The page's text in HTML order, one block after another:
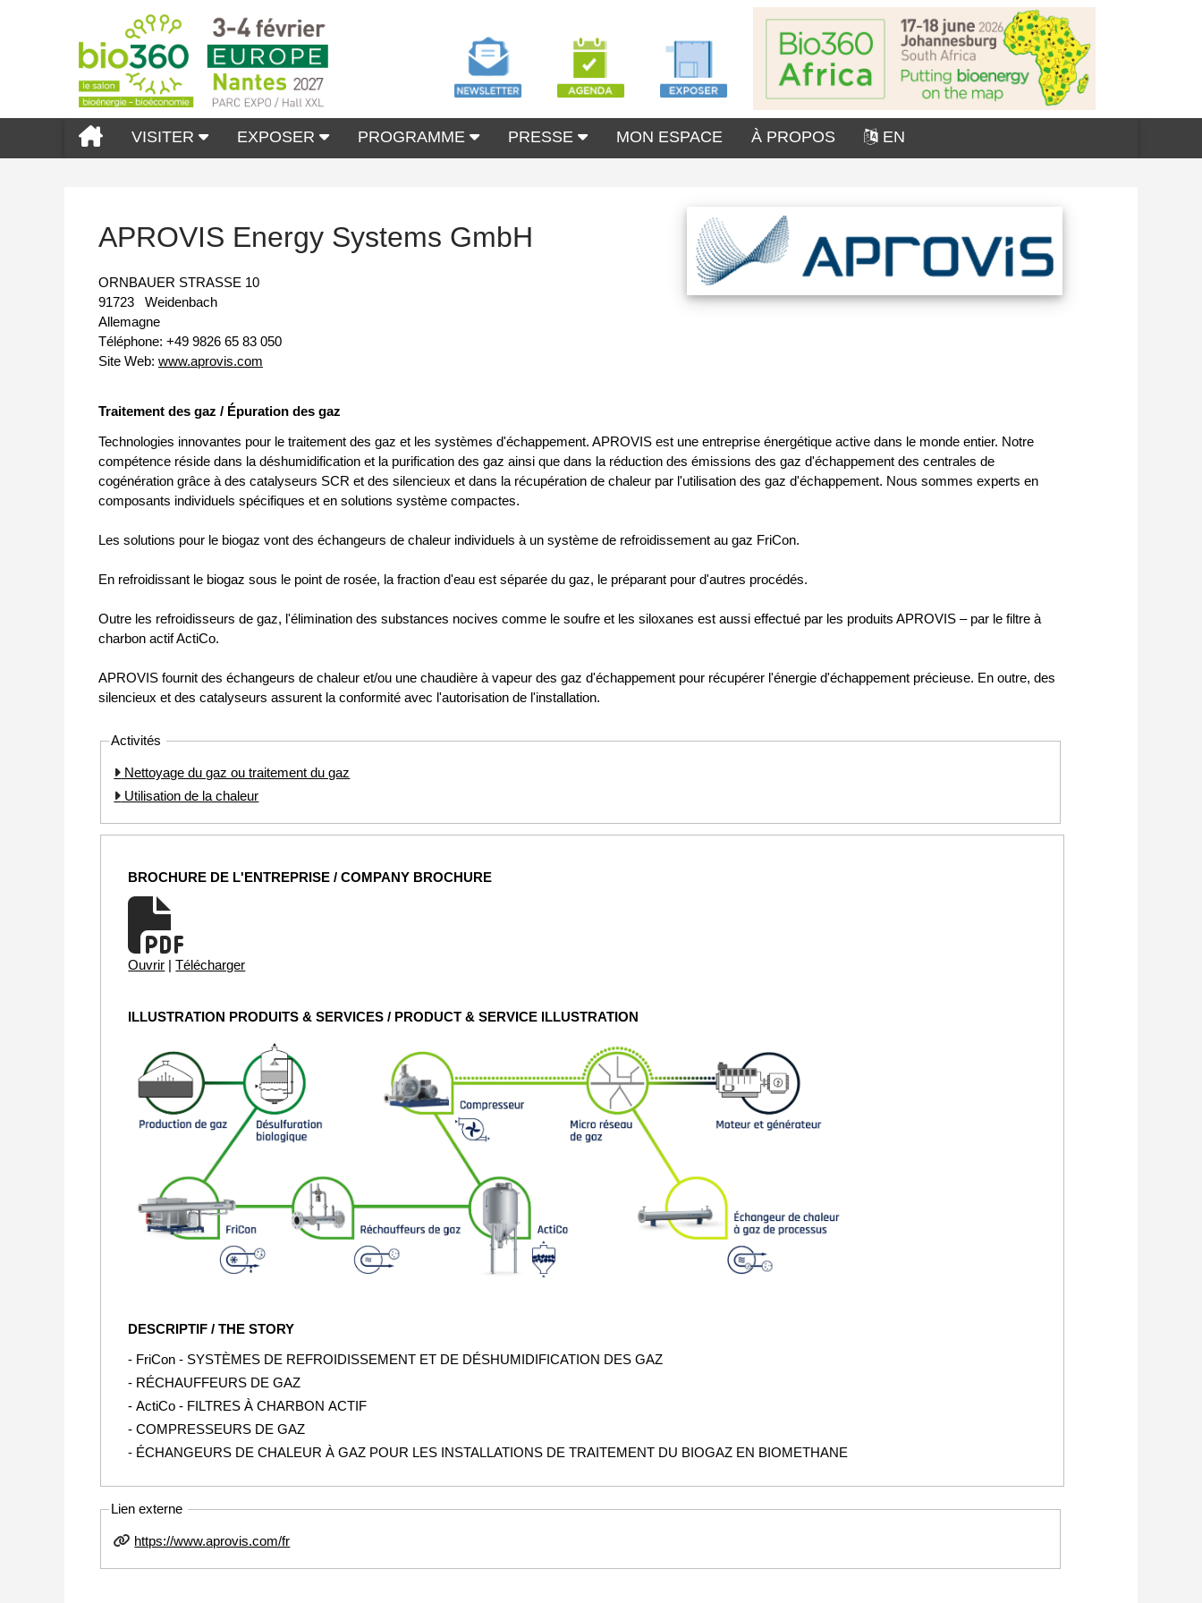
VISITER EXPOSER PROGRAMME PRESSE MON ESPACE À PROPOS EN
APROVIS Energy Systems GmbH
ORNBAUER STRASSE 10
91723
Weidenbach
Allemagne
Téléphone: +49 9826 65 83 050
Site Web: www.aprovis.com
Traitement des gaz / Épuration des gaz
Technologies innovantes pour le traitement des gaz et les systèmes d'échappement. APROVIS est une entreprise énergétique active dans le monde entier. Notre
compétence réside dans la déshumidification et la purification des gaz ainsi que dans la réduction des émissions des gaz d'échappement des centrales de
cogénération grâce à des catalyseurs SCR et des silencieux et dans la récupération de chaleur par l'utilisation des gaz d'échappement. Nous sommes experts en
composants individuels spécifiques et en solutions système compactes.
Les solutions pour le biogaz vont des échangeurs de chaleur individuels à un système de refroidissement au gaz FriCon.
En refroidissant le biogaz sous le point de rosée, la fraction d'eau est séparée du gaz, le préparant pour d'autres procédés.
Outre les refroidisseurs de gaz, l'élimination des substances nocives comme le soufre et les siloxanes est aussi effectué par les produits APROVIS – par le filtre à
charbon actif ActiCo.
APROVIS fournit des échangeurs de chaleur et/ou une chaudière à vapeur des gaz d'échappement pour récupérer l'énergie d'échappement précieuse. En outre, des
silencieux et des catalyseurs assurent la conformité avec l'autorisation de l'installation.
Activités
Nettoyage du gaz ou traitement du gaz
Utilisation de la chaleur
BROCHURE DE L'ENTREPRISE / COMPANY BROCHURE
Ouvrir | Télécharger
ILLUSTRATION PRODUITS & SERVICES / PRODUCT & SERVICE ILLUSTRATION
DESCRIPTIF / THE STORY
- FriCon - SYSTÈMES DE REFROIDISSEMENT ET DE DÉSHUMIDIFICATION DES GAZ
- RÉCHAUFFEURS DE GAZ
- ActiCo - FILTRES À CHARBON ACTIF
- COMPRESSEURS DE GAZ
- ÉCHANGEURS DE CHALEUR À GAZ POUR LES INSTALLATIONS DE TRAITEMENT DU BIOGAZ EN BIOMETHANE
Lien externe
https://www.aprovis.com/fr